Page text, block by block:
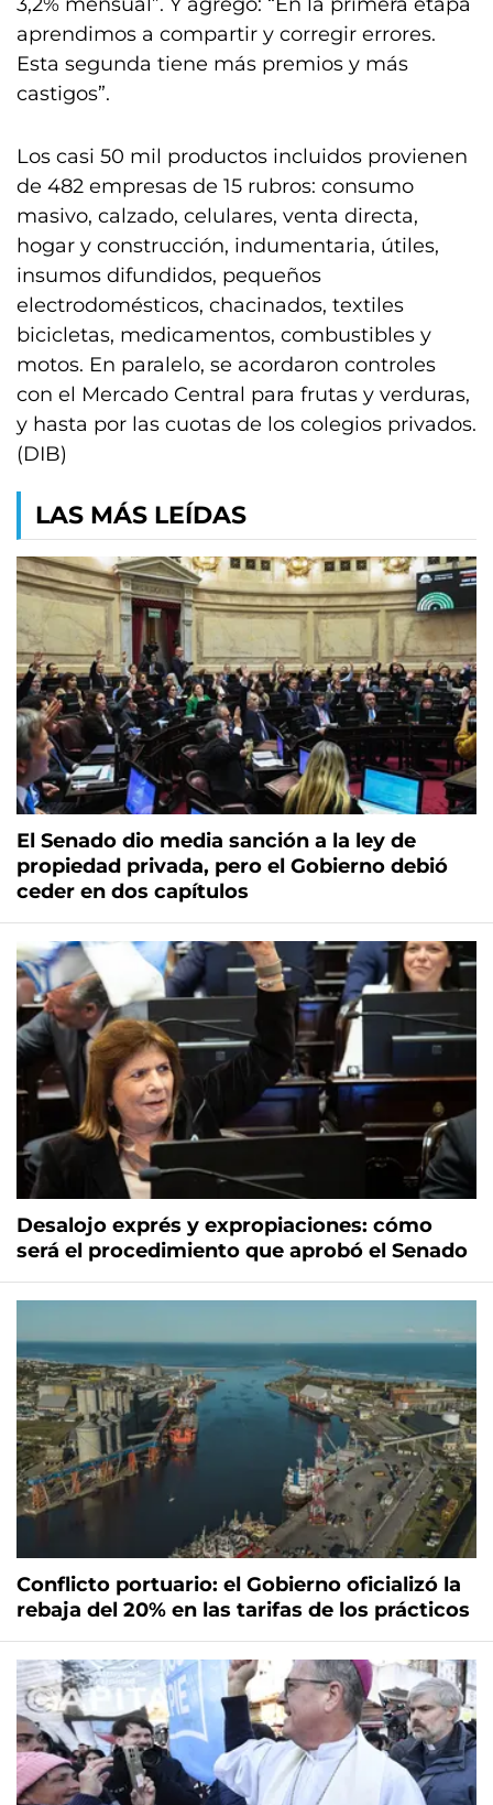
aprendimos a compartir y corregir errores.
Esta segunda tiene más premios y más
castigos”.
Los casi 50 mil productos incluidos provienen
de 482 empresas de 15 rubros: consumo
masivo, calzado, celulares, venta directa,
hogar y construcción, indumentaria, útiles,
insumos difundidos, pequeños
electrodomésticos, chacinados, textiles
bicicletas, medicamentos, combustibles y
motos. En paralelo, se acordaron controles
con el Mercado Central para frutas y verduras,
y hasta por las cuotas de los colegios privados.
(DIB)
LAS MÁS LEÍDAS
El Senado dio media sanción a la ley de
propiedad privada, pero el Gobierno debió
ceder en dos capítulos
Desalojo exprés y expropiaciones: cómo
será el procedimiento que aprobó el Senado
Conflicto portuario: el Gobierno oficializó la
rebaja del 20% en las tarifas de los prácticos